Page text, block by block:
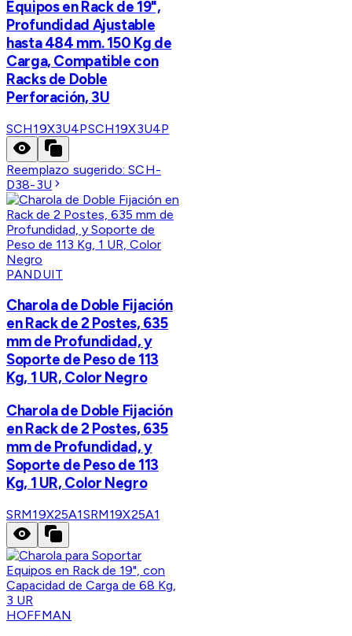
Equipos en Rack de 19",
Profundidad Ajustable
hasta 484 mm. 150 Kg de
Carga, Compatible con
Racks de Doble
Perforación, 3U
SCH19X3U4PSCH19X3U4P
Reemplazo sugerido:SCH-
D38-3U
PANDUIT
Charola de Doble Fijación
en Rack de 2 Postes, 635
mm de Profundidad, y
Soporte de Peso de 113
Kg, 1 UR, Color Negro
Charola de Doble Fijación
en Rack de 2 Postes, 635
mm de Profundidad, y
Soporte de Peso de 113
Kg, 1 UR, Color Negro
SRM19X25A1SRM19X25A1
HOFFMAN